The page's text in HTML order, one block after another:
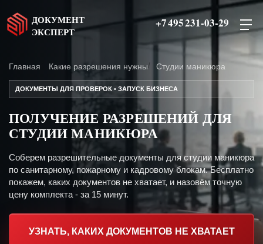
ДОКУМЕНТ
ЭКСПЕРТ
+7 495 231-03-29
Главная Какие разрешения нужны Студии маникюра
ДОКУМЕНТЫ ДЛЯ ПРОВЕРОК • ЗАПУСК БИЗНЕСА
ПОЛУЧЕНИЕ РАЗРЕШЕНИЙ ДЛЯ
СТУДИИ МАНИКЮРА
Соберем разрешительные документы для студии маникюра
по санитарному, пожарному и кадровому блокам. Бесплатно
покажем, каких документов не хватает, и назовём точную
цену комплекта - за 15 минут.
УЗНАТЬ, КАКИХ ДОКУМЕНТОВ НЕ ХВАТАЕТ